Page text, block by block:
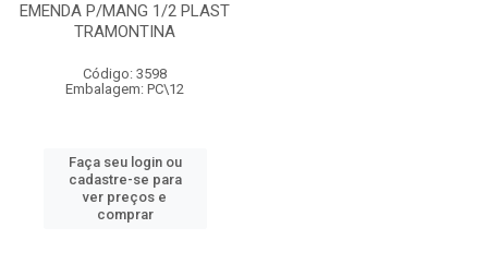
EMENDA P/MANG 1/2 PLAST
TRAMONTINA
Código: 3598
Embalagem: PC\12
Faça seu login ou
cadastre-se para
ver preços e
comprar